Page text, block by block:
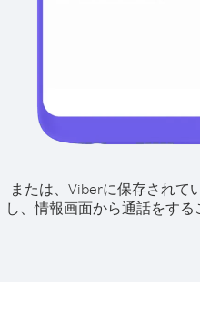
または、Viberに保存されて
し、情報画面から通話をする